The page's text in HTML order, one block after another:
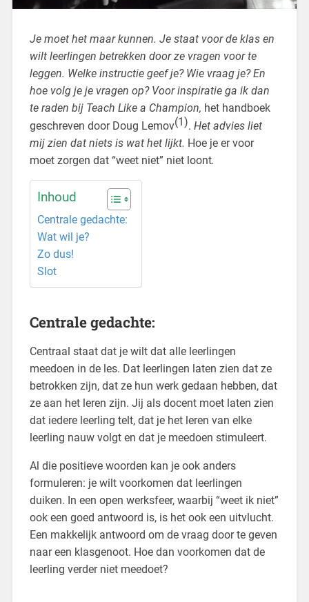
Je moet het maar kunnen. Je staat voor de klas en
wilt leerlingen betrekken door ze vragen voor te
leggen. Welke instructie geef je? Wie vraag je? En
hoe volg je je vragen op? Voor inspiratie ga ik dan
te raden bij Teach Like a Champion, het handboek
geschreven door Doug Lemov(1). Het advies liet
mij zien dat niets is wat het lijkt. Hoe je er voor
moet zorgen dat “weet niet” niet loont.
Inhoud
Centrale gedachte:
Wat wil je?
Zo dus!
Slot
Centrale gedachte:
Centraal staat dat je wilt dat alle leerlingen
meedoen in de les. Dat leerlingen laten zien dat ze
betrokken zijn, dat ze hun werk gedaan hebben, dat
ze aan het leren zijn. Jij als docent moet laten zien
dat iedere leerling telt, dat je het leren van elke
leerling nauw volgt en dat je meedoen stimuleert.
Al die positieve woorden kan je ook anders
formuleren: je wilt voorkomen dat leerlingen
duiken. In een open werksfeer, waarbij “weet ik niet”
ook een goed antwoord is, is het ook een uitvlucht.
Een makkelijk antwoord om de vraag door te geven
naar een klasgenoot. Hoe dan voorkomen dat de
leerling verder niet meedoet?